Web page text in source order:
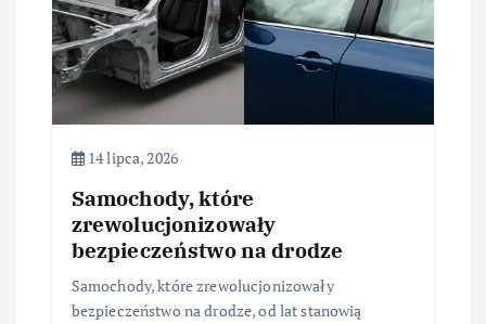
p
s
14 lipca, 2026
Samochody, które
zrewolucjonizowały
bezpieczeństwo na drodze
Samochody, które zrewolucjonizowały
bezpieczeństwo na drodze, od lat stanowią